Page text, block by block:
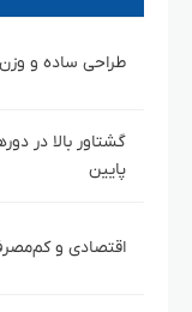
طراحی ساده و
گشتاور بالا در
پایین
اقتصادی و